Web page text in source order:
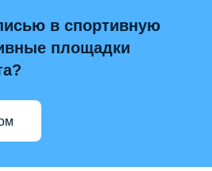
в спортивную
площадки